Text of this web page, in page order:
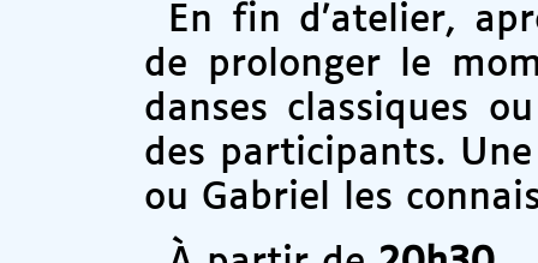
En fin d’atelier,
de prolonger le
danses classiques
des participants.
ou Gabriel les